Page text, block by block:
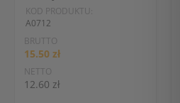
KOD PRODUKTU:
A0712
BRUTTO
15.50 zł
NETTO
12.60 zł